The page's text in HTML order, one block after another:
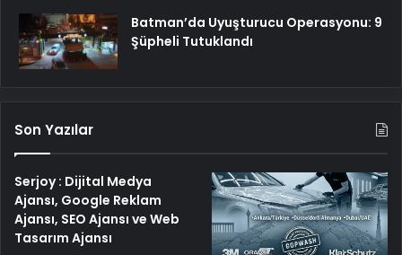
Batman’da Uyuşturucu Operasyonu: 9
Şüpheli Tutuklandı
Son Yazılar
Serjoy : Dijital Medya
Ajansı, Google Reklam
Ajansı, SEO Ajansı ve Web
Tasarım Ajansı